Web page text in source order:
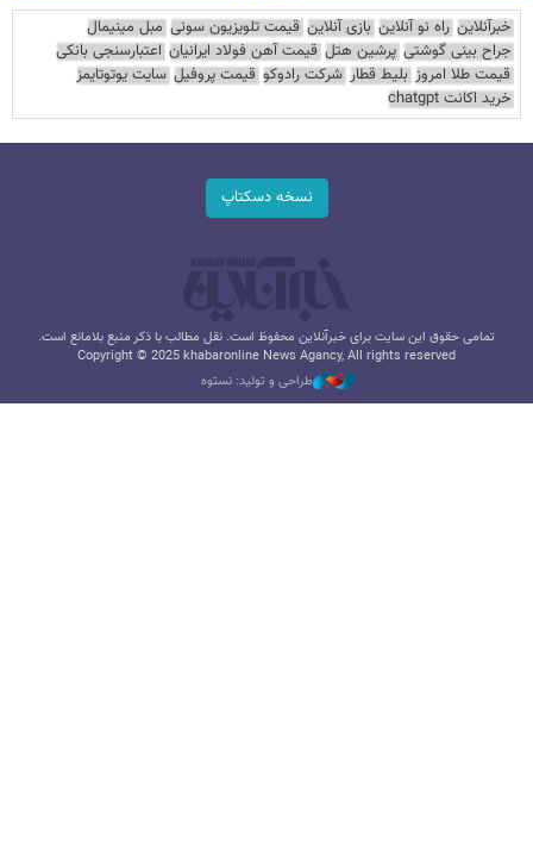
خبرآنلاین راه نو آنلاین بازی آنلاین قیمت تلویزیون سونی مبل مینیمال
جراح بینی گوشتی پرشین هتل قیمت آهن فولاد ایرانیان اعتبارسنجی بانکی
قیمت طلا امروز بلیط قطار شرکت رادوکو قیمت پروفیل سایت یوتوتایمز
خرید اکانت chatgpt
نسخه دسکتاپ
تمامی حقوق این سایت برای خبرآنلاین محفوظ است. نقل مطالب با ذکر منبع بلامانع است.
Copyright © 2025 khabaronline News Agancy, All rights reserved
طراحی و تولید: نستوه